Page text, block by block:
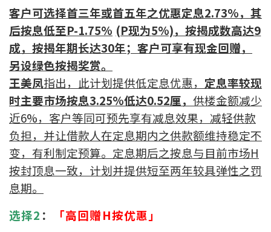
楼按专栏
按揭百科
实时银行资讯
装修·保险优惠
免费装修转介服务
装修设计专栏
火险、家居、宠物保险
保险资讯专栏
客户可选择首三年或首五年之优惠定息2.73%，其
后按息低至P-1.75% (P现为5%)，按揭成数高达9
成，按揭年期长达30年；客户可享有现金回赠，
另设绿色按揭奖赏。
王美凤指出，此计划提供低定息优惠， 定息率较现
时主要市场按息3.25%低达0.52厘， 供楼金额减少
近6%，客户等同可预先享有减息效果，减轻供款
负担，并让借款人在定息期内之供款额维持稳定不
变，有利制定预算。定息期后之按息与目前市场H
按封顶息一致，计划并提供短至两年较具弹性之罚
息期。
选择2 ： 「高回赠H按优惠 」